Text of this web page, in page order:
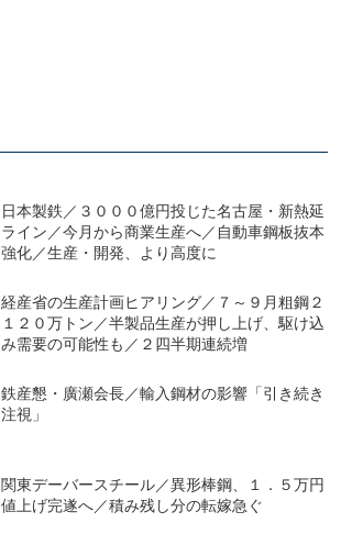
日本製鉄／３０００億円投じた名古屋・新熱延
ライン／今月から商業生産へ／自動車鋼板抜本
強化／生産・開発、より高度に
経産省の生産計画ヒアリング／７～９月粗鋼２
１２０万トン／半製品生産が押し上げ、駆け込
み需要の可能性も／２四半期連続増
鉄産懇・廣瀬会長／輸入鋼材の影響「引き続き
注視」
関東デーバースチール／異形棒鋼、１．５万円
値上げ完遂へ／積み残し分の転嫁急ぐ